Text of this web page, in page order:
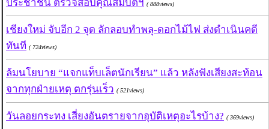
ประชาชน ตรวจสอบคุณสมบัติฯ ( 888views)
เชียงใหม่ จับอีก 2 จุด ลักลอบทำพลุ-ดอกไม้ไฟ ส่งดำเนินคดี
ทันที ( 724views)
ล้มนโยบาย “แจกแท็บเล็ตนักเรียน” แล้ว หลังฟังเสียงสะท้อน
จากทุกฝ่ายเหตุ ตกรุ่นเร็ว ( 521views)
วันลอยกระทง เสี่ยงอันตรายจากอุบัติเหตุอะไรบ้าง? ( 369views)